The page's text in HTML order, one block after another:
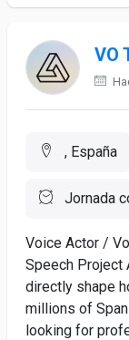
VO
, España
Jornada
Voice Actor /
Speech Project
directly shape
millions of
looking for